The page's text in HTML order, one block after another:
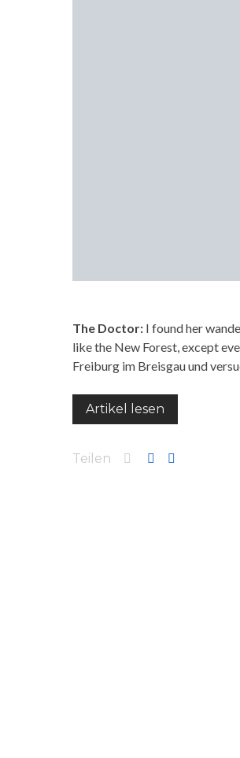
The Doctor: I found her
like the New Forest, except
Freiburg im Breisgau und
Artikel lesen
Teilen